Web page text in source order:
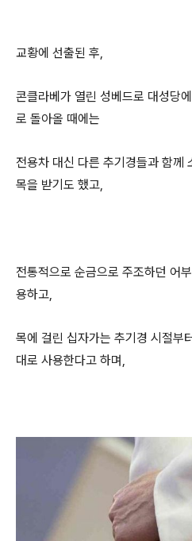
교황에 선출된 후,
콘클라베가 열린 성베드로 대성당
로 돌아올 때에는
전용차 대신 다른 추기경들과 함께
목을 받기도 했고,
전통적으로 순금으로 주조하던 어
용하고,
목에 걸린 십자가는 추기경 시절부
대로 사용한다고 하며,